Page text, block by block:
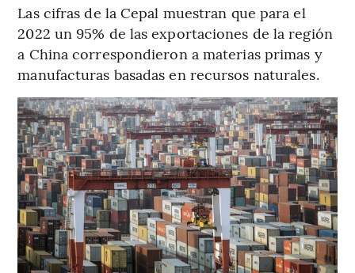
Las cifras de la Cepal muestran que para el
2022 un 95% de las exportaciones de la región
a China correspondieron a materias primas y
manufacturas basadas en recursos naturales.